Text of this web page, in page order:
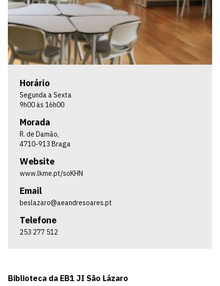
Horário
Segunda a Sexta
9h00 às 16h00
Morada
R. de Damão,
4710-913 Braga
Website
www.lkme.pt/soKHN
Email
beslazaro@aeandresoares.pt
Telefone
253 277 512
Biblioteca da EB1 JI São Lázaro